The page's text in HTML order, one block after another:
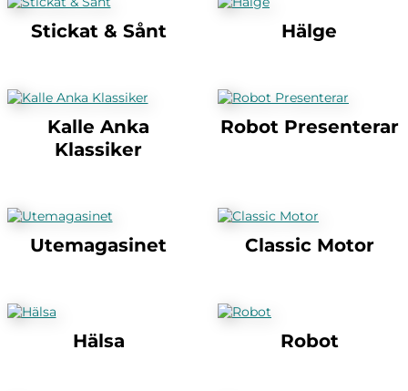
Stickat & Sånt Hälge
Kalle Anka
Klassiker
Robot Presenterar
Utemagasinet Classic Motor
Hälsa Robot